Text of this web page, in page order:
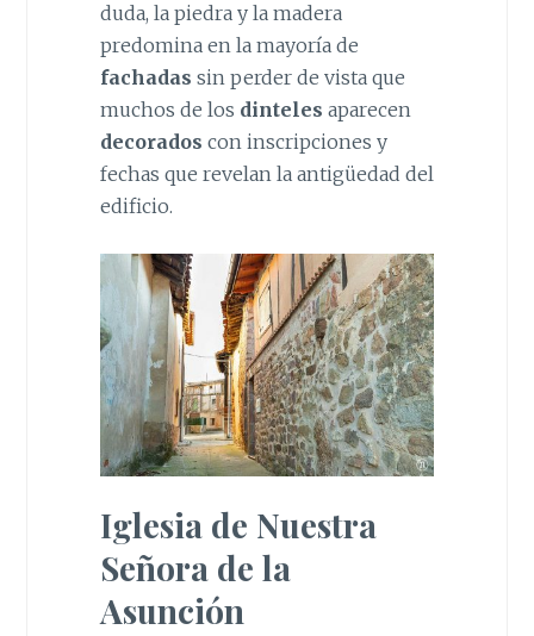
duda, la piedra y la madera
predomina en la mayoría de
fachadas sin perder de vista que
muchos de los dinteles aparecen
decorados con inscripciones y
fechas que revelan la antigüedad del
edificio.
Iglesia de Nuestra
Señora de la
Asunción